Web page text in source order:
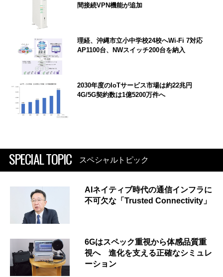
間接続VPN機能が追加
理経、沖縄市立小中学校24校へWi-Fi 7対応
AP1100台、NWスイッチ200台を納入
2030年度のIoTサービス市場は約22兆円
4G/5G契約数は1億5200万件へ
SPECIAL TOPIC スペシャルトピック
AIネイティブ時代の通信インフラに
不可欠な「Trusted Connectivity」
6Gはスペック重視から体感品質重
視へ 進化を支える正確なシミュレ
ーション